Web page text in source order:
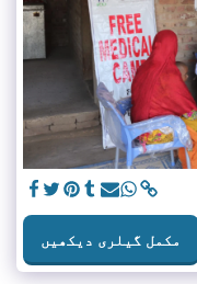
مکمل گیلری دیکھیں